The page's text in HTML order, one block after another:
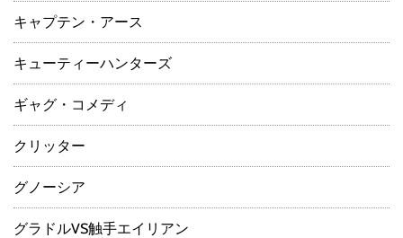
キャプテン・アース
キューティーハンターズ
ギャグ・コメディ
クリッター
グノーシア
グラドルVS触手エイリアン